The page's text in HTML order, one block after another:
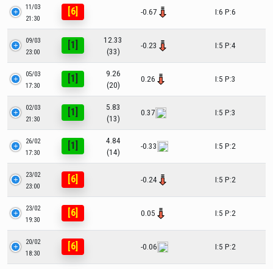
11/03
21:30
[6] -0.67 I:6 P:6
09/03
23:00
[1]
12.33
(33)
-0.23 I:5 P:4
05/03
17:30
[1]
9.26
(20)
0.26 I:5 P:3
02/03
21:30
[1]
5.83
(13)
0.37 I:5 P:3
26/02
17:30
[1]
4.84
(14)
-0.33 I:5 P:2
23/02
23:00
[6] -0.24 I:5 P:2
23/02
19:30
[6] 0.05 I:5 P:2
20/02
18:30
[6] -0.06 I:5 P:2